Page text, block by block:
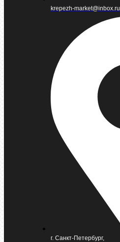
krepezh-market@inbox.ru
г. Санкт-Петербург,